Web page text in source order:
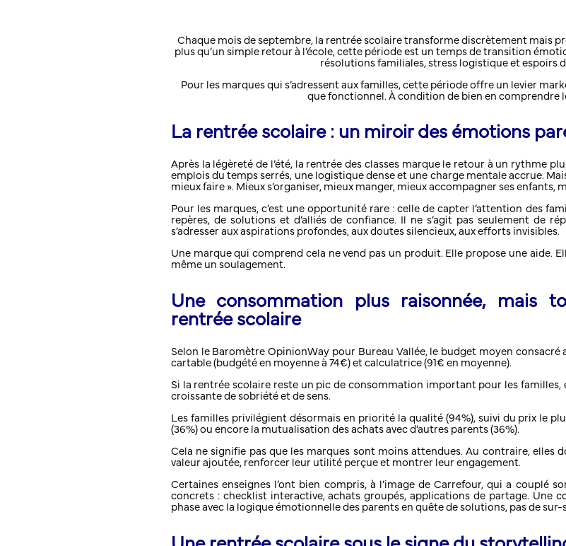
Chaque mois de septembre, la rentrée scolaire transforme discrètement mais
plus qu’un simple retour à l’école, cette période est un temps de transition
résolutions familiales, stress logistique et espoirs
Pour les marques qui s’adressent aux familles, cette période offre un levier
que fonctionnel. À condition de bien en comprendre
La rentrée scolaire : un miroir des émotions
Après la légèreté de l’été, la rentrée des classes marque le retour à un rythme
emplois du temps serrés, une logistique dense et une charge mentale accrue.
mieux faire ». Mieux s’organiser, mieux manger, mieux accompagner ses enfants,
Pour les marques, c’est une opportunité rare : celle de capter l’attention des
repères, de solutions et d’alliés de confiance. Il ne s’agit pas seulement de
s’adresser aux aspirations profondes, aux doutes silencieux, aux efforts invisibles.
Une marque qui comprend cela ne vend pas un produit. Elle propose une aide.
même un soulagement.
Une consommation plus raisonnée, mais
rentrée scolaire
Selon le Baromètre OpinionWay pour Bureau Vallée, le budget moyen consacré
cartable (budgété en moyenne à 74€) et calculatrice (91€ en moyenne).
Si la rentrée scolaire reste un pic de consommation important pour les familles,
croissante de sobriété et de sens.
Les familles privilégient désormais en priorité la qualité (94%), suivi du prix le
(36%) ou encore la mutualisation des achats avec d’autres parents (36%).
Cela ne signifie pas que les marques sont moins attendues. Au contraire, elles
valeur ajoutée, renforcer leur utilité perçue et montrer leur engagement.
Certaines enseignes l’ont bien compris, à l’image de Carrefour, qui a couplé
concrets : checklist interactive, achats groupés, applications de partage. Une
phase avec la logique émotionnelle des parents en quête de solutions, pas de